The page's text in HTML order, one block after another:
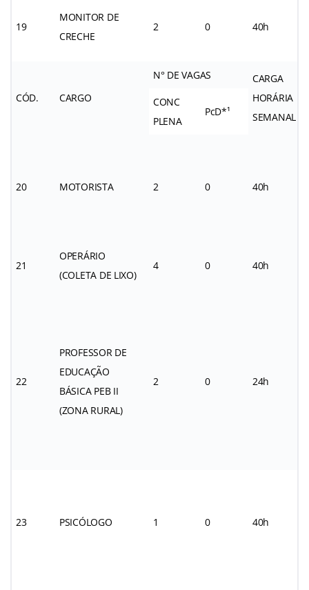
19
MONITOR DE
CRECHE
2 0 40h
CÓD. CARGO
N° DE VAGAS
CARGA
HORÁRIA
SEMANAL
CONC
PLENA
PcD*¹
20 MOTORISTA 2 0 40h
21
OPERÁRIO
(COLETA DE LIXO)
4 0 40h
22
PROFESSOR DE
EDUCAÇÃO
BÁSICA PEB II
(ZONA RURAL)
2 0 24h
23 PSICÓLOGO 1 0 40h